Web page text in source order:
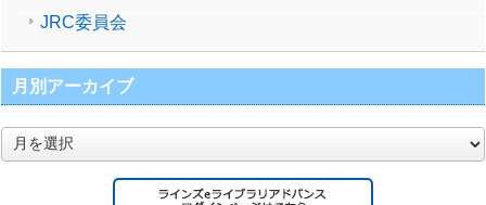
JRC委員会
月別アーカイブ
月
別